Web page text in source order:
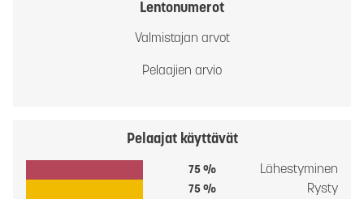
Lentonumerot
Valmistajan arvot
Pelaajien arvio
Pelaajat käyttävät
75 % Lähestyminen
75 % Rysty